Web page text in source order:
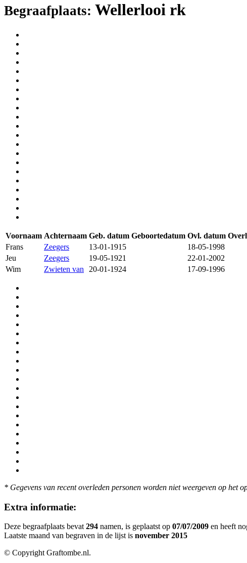
Begraafplaats: Wellerlooi rk
Voornaam Achternaam Geb. datum Geboortedatum Ovl. datum
Frans
Zeegers 13-01-1915 18-05-1998
Jeu
Zeegers 19-05-1921 22-01-2002
Wim
Zwieten van 20-01-1924 17-09-1996
* Gegevens van recent overleden personen worden niet weergeven op het
Extra informatie:
Deze begraafplaats bevat 294 namen, is geplaatst op 07/07/2009 en heeft
Laatste maand van begraven in de lijst is november 2015
© Copyright Graftombe.nl.